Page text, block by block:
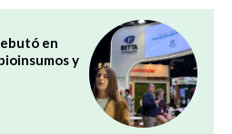
en
y